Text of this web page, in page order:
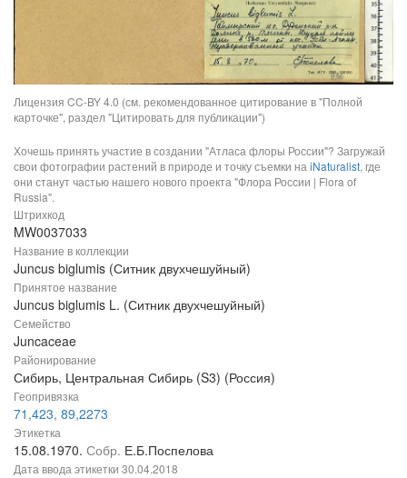
Лицензия CC-BY 4.0 (см. рекомендованное цитирование в "Полной
карточке", раздел "Цитировать для публикации")
Хочешь принять участие в создании "Атласа флоры России"? Загружай
свои фотографии растений в природе и точку съемки на iNaturalist, где
они станут частью нашего нового проекта "Флора России | Flora of
Russia".
Штрихкод
MW0037033
Название в коллекции
Juncus biglumis (Ситник двухчешуйный)
Принятое название
Juncus biglumis L. (Ситник двухчешуйный)
Семейство
Juncaceae
Районирование
Сибирь, Центральная Сибирь (S3) (Россия)
Геопривязка
71,423, 89,2273
Этикетка
15.08.1970. Собр. Е.Б.Поспелова
Дата ввода этикетки 30.04.2018